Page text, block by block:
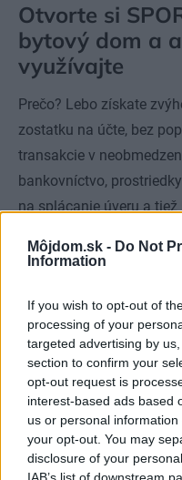
Môjdom.sk - Do Not
Information
If you wish to opt-out of
processing of your
targeted advertising by
section to confirm your
opt-out request is
interest-based ads based
us or personal
your opt-out. You may
disclosure of your
IAB’s list of downstream
Otvorte si
bytový dom a
využívajte
Prečo? Lebo získate
zostatku na účte, bez
transakcie v
bankovníctvo,
na splácanie úveru a
platobných údajov. Za
tisíc eur.
www.slsp.sk
0850 111 999, 0910 111
Kategória: